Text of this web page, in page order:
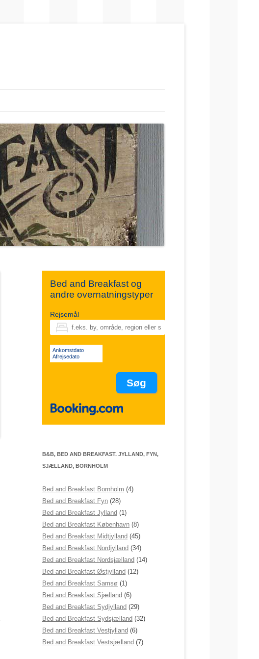
Bed and Breakfast og
andre overnatningstyper
Rejsemål
Ankomstdato
Afrejsedato
B&B, BED AND BREAKFAST. JYLLAND, FYN,
SJÆLLAND, BORNHOLM
Bed and Breakfast Bornholm (4)
Bed and Breakfast Fyn (28)
Bed and Breakfast Jylland (1)
Bed and Breakfast København (8)
Bed and Breakfast Midtjylland (45)
Bed and Breakfast Nordjylland (34)
Bed and Breakfast Nordsjælland (14)
Bed and Breakfast Østjylland (12)
Bed and Breakfast Samsø (1)
Bed and Breakfast Sjælland (6)
Bed and Breakfast Sydjylland (29)
Bed and Breakfast Sydsjælland (32)
Bed and Breakfast Vestjylland (6)
Bed and Breakfast Vestsjælland (7)